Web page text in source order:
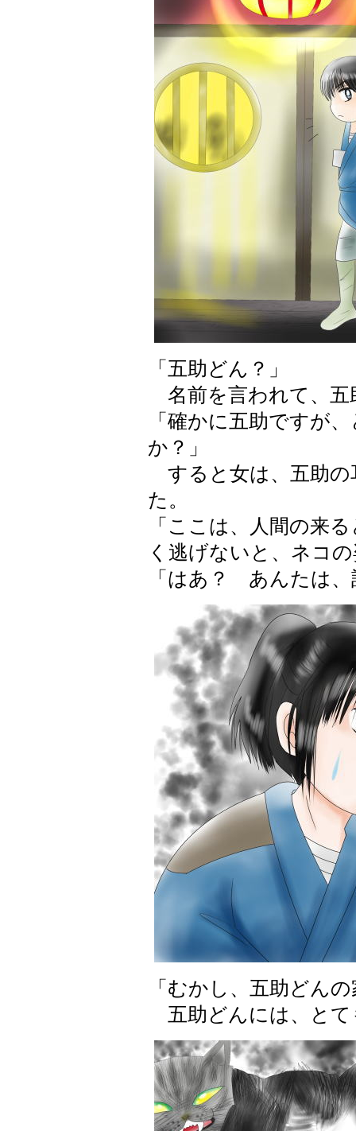
「五助どん？」
名前を言われて、五
「確かに五助ですが
か？」
すると女は、五助の
た。
「ここは、人間の来
く逃げないと、ネコ
「はあ？ あんたは、
「むかし、五助どん
五助どんには、とて